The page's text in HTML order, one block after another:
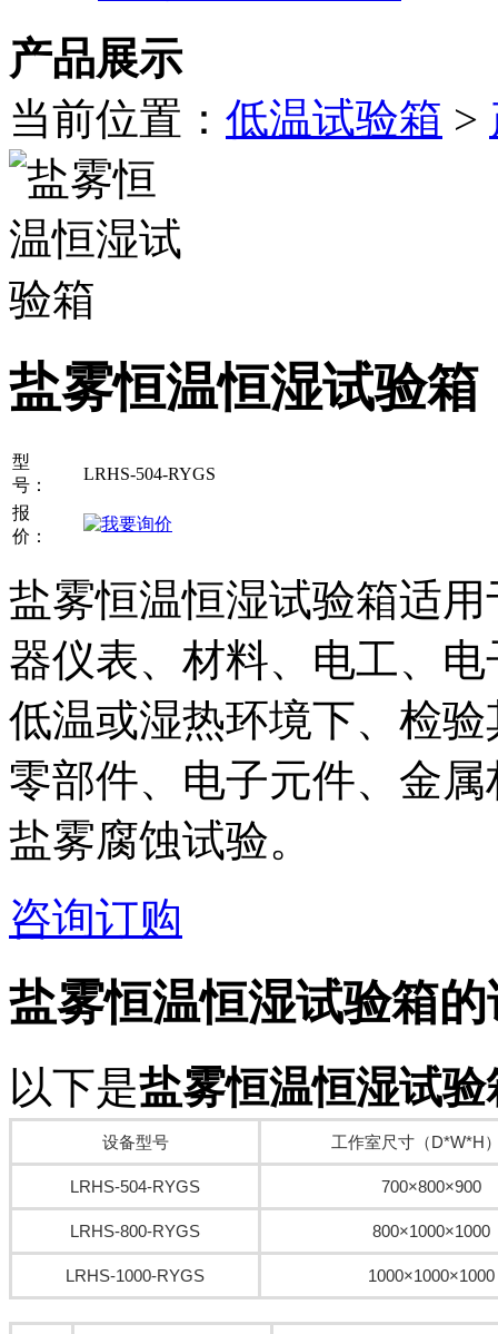
产品展示
当前位置： 低温试验箱 >
盐雾恒温恒湿试验箱
型
号：
LRHS-504-RYGS
报
价：
盐雾恒温恒湿试验箱适
器仪表、材料、电工、
低温或湿热环境下、检
零部件、电子元件、金
盐雾腐蚀试验。
咨询订购
盐雾恒温恒湿试验箱
以下是盐雾恒温恒湿试验
设备型号 工作室尺寸（D*W*H
LRHS-504-RYGS 700×800×900
LRHS-800-RYGS 800×1000×1000
LRHS-1000-RYGS 1000×1000×1000